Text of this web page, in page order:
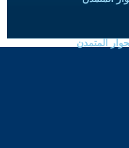
المتمدن